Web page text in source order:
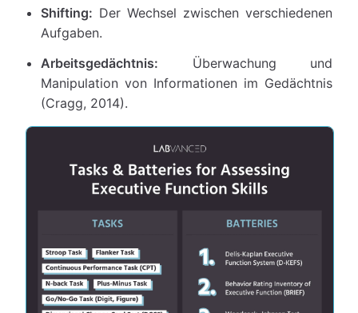
Shifting: Der Wechsel zwischen verschiedenen
Aufgaben.
Arbeitsgedächtnis: Überwachung und
Manipulation von Informationen im Gedächtnis
(Cragg, 2014).